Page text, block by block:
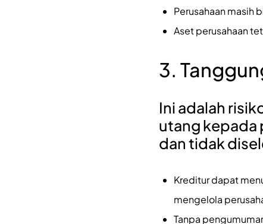
Perusahaan masih
Aset perusahaan
3.
Ini adalah
utang kepada
dan tidak
Kreditur dapat
mengelola
Tanpa